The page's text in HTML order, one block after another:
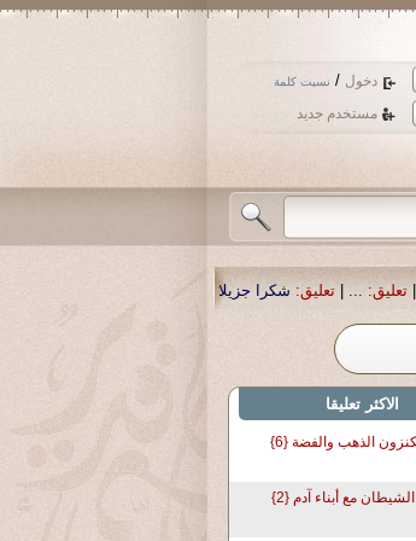
دخول / نسيت كلمة
مستخدم جديد
تعليق: شكرا جزيلا أستاذ حمد الحمد .أكرمكم الله .
الاكثر تعليقا
الذهب والفضة {6}
مع أبناء آدم {2}